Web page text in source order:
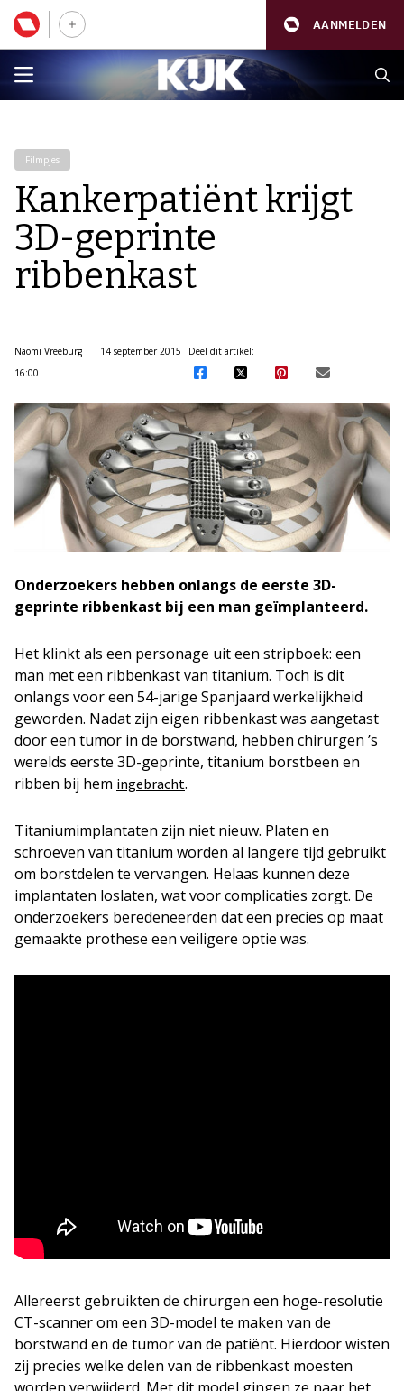
AANMELDEN
Filmpjes
Kankerpatiënt krijgt
3D-geprinte
ribbenkast
Naomi Vreeburg
14 september 2015
16:00
Deel dit artikel:
Onderzoekers hebben onlangs de eerste 3D-
geprinte ribbenkast bij een man geïmplanteerd.
Het klinkt als een personage uit een stripboek: een
man met een ribbenkast van titanium. Toch is dit
onlangs voor een 54-jarige Spanjaard werkelijkheid
geworden. Nadat zijn eigen ribbenkast was aangetast
door een tumor in de borstwand, hebben chirurgen ’s
werelds eerste 3D-geprinte, titanium borstbeen en
ribben bij hem ingebracht.
Titaniumimplantaten zijn niet nieuw. Platen en
schroeven van titanium worden al langere tijd gebruikt
om borstdelen te vervangen. Helaas kunnen deze
implantaten loslaten, wat voor complicaties zorgt. De
onderzoekers beredeneerden dat een precies op maat
gemaakte prothese een veiligere optie was.
Allereerst gebruikten de chirurgen een hoge-resolutie
CT-scanner om een 3D-model te maken van de
borstwand en de tumor van de patiënt. Hierdoor wisten
zij precies welke delen van de ribbenkast moesten